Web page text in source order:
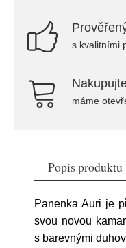
s kvalitními
máme
Popis produktu
Panenka Auri je
svou novou
s barevnými